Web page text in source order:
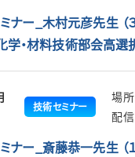
ナー_木村元彦先生 （
・材料技術部会高選
技術セミナー
場
配信
ナー_斎藤恭一先生 （